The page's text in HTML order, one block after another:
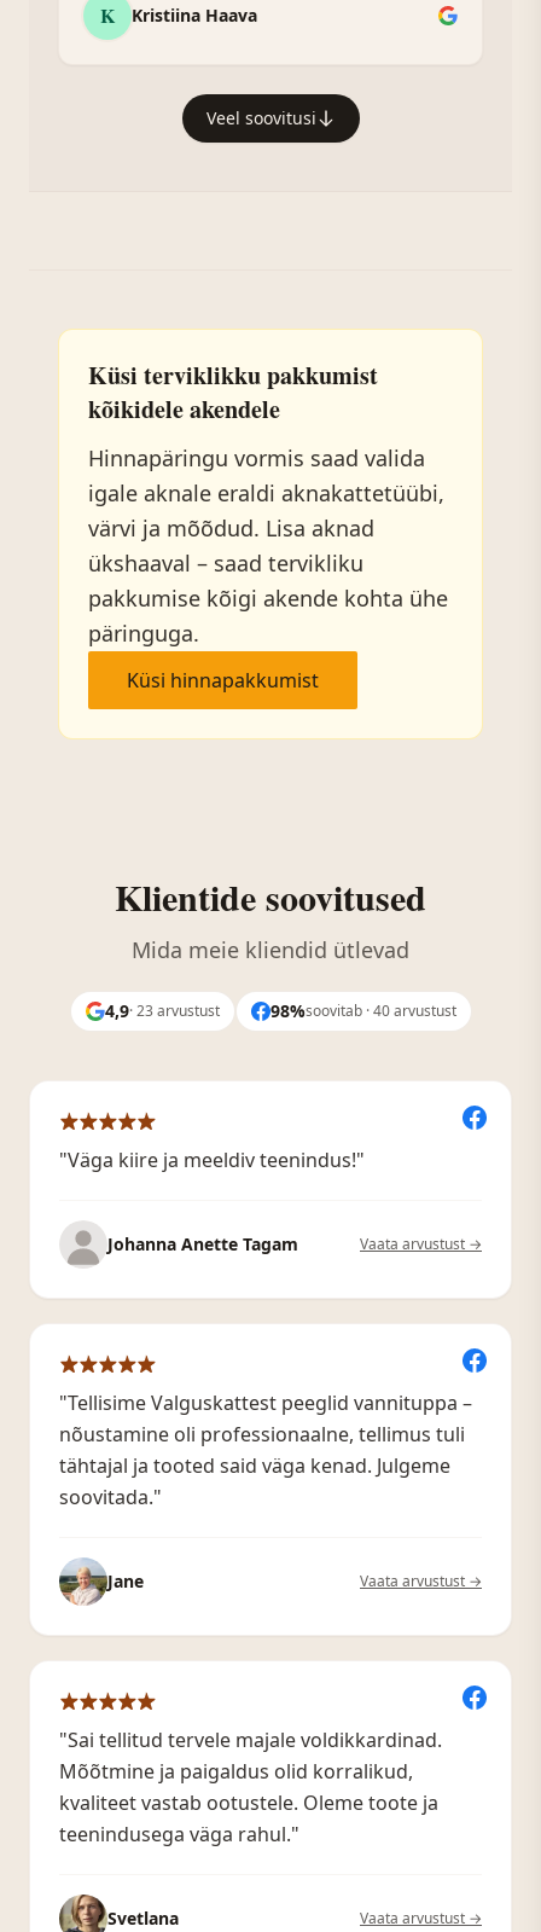
K Kristiina Haava
Veel soovitusi
Küsi terviklikku pakkumist
kõikidele akendele
Hinnapäringu vormis saad valida
igale aknale eraldi aknakattetüübi,
värvi ja mõõdud. Lisa aknad
ükshaaval – saad tervikliku
pakkumise kõigi akende kohta ühe
päringuga.
Küsi hinnapakkumist
Klientide soovitused
Mida meie kliendid ütlevad
4,9· 23 arvustust 98%soovitab · 40 arvustust
"Väga kiire ja meeldiv teenindus!"
Johanna Anette Tagam Vaata arvustust →
"Tellisime Valguskattest peeglid vannituppa –
nõustamine oli professionaalne, tellimus tuli
tähtajal ja tooted said väga kenad. Julgeme
soovitada."
Jane Vaata arvustust →
"Sai tellitud tervele majale voldikkardinad.
Mõõtmine ja paigaldus olid korralikud,
kvaliteet vastab ootustele. Oleme toote ja
teenindusega väga rahul."
Svetlana Vaata arvustust →